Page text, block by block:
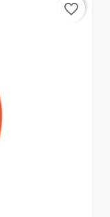
favorite_border